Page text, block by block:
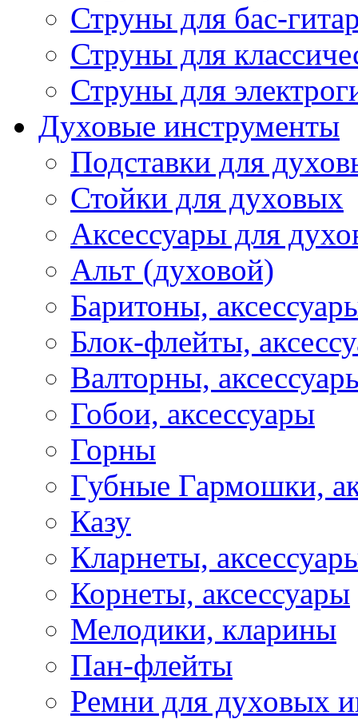
Струны для бас-
Струны для
Струны для
Духовые инструменты
Подставки для
Стойки для духовых
Аксессуары для
Альт (духовой)
Баритоны,
Блок-флейты,
Валторны,
Гобои, аксессуары
Горны
Губные Гармошки,
Казу
Кларнеты,
Корнеты, аксессуары
Мелодики, кларины
Пан-флейты
Ремни для духовых